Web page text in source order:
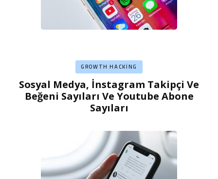
GROWTH HACKING
Sosyal Medya, İnstagram Takipçi Ve
Beğeni Sayıları Ve Youtube Abone
Sayıları